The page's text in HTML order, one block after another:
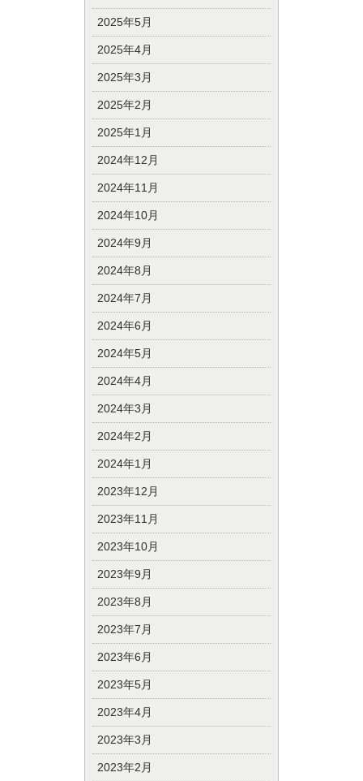
2025年5月
2025年4月
2025年3月
2025年2月
2025年1月
2024年12月
2024年11月
2024年10月
2024年9月
2024年8月
2024年7月
2024年6月
2024年5月
2024年4月
2024年3月
2024年2月
2024年1月
2023年12月
2023年11月
2023年10月
2023年9月
2023年8月
2023年7月
2023年6月
2023年5月
2023年4月
2023年3月
2023年2月